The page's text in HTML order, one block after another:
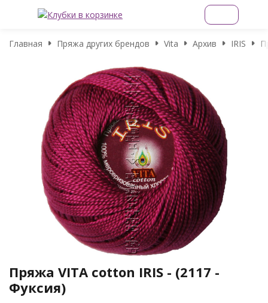
Главная Пряжа других брендов Vita Архив IRIS
Пряжа VITA cotton IRIS - (2117 -
Фуксия)